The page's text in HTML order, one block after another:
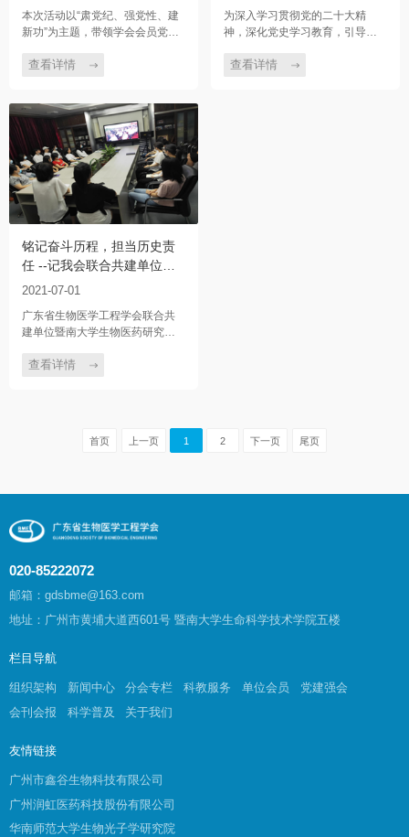
功”主题教育活动
本次活动以“肃党纪、强党性、建
新功”为主题，带领学会会员党员
的广州南越王墓博物馆，开展了
查看详情
为深入学习贯彻党的二十大精
神，深化党史学习教育，引导学
神谱系的丰富内涵和时代意义，7
查看详情
铭记奋斗历程，担当历史责
任 --记我会联合共建单位组
织党员观看庆祝中国共产党
2021-07-01
广东省生物医学工程学会联合共
建单位暨南大学生物医药研究院
日上午8时组织党员观看党中央庆
查看详情
首页 上一页 1 2 下一页 尾页
020-85222072
邮箱：gdsbme@163.com
地址：广州市黄埔大道西601号 暨南大学生命科学技术学院五楼
栏目导航
组织架构 新闻中心 分会专栏 科教服务 单位会员
党建强会
会刊会报
科学普及 关于我们
友情链接
广州市鑫谷生物科技有限公司
广州润虹医药科技股份有限公司
华南师范大学生物光子学研究院